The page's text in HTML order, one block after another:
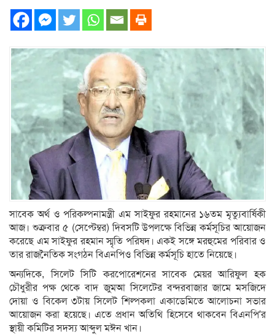
সাবেক অর্থ ও পরিকল্পনামন্ত্রী এম সাইফুর রহমানের ১৬তম মৃত্যুবার্ষিকী
আজ। শুক্রবার ৫ (সেপ্টেম্বর) দিবসটি উপলক্ষে বিভিন্ন কর্মসূচির আয়োজন
করেছে এম সাইফুর রহমান স্মৃতি পরিষদ। একই সঙ্গে মরহুমের পরিবার ও
তার রাজনৈতিক সংগঠন বিএনপিও বিভিন্ন কর্মসূচি হাতে নিয়েছে।
অন্যদিকে, সিলেট সিটি করপোরেশনের সাবেক মেয়র আরিফুল হক
চৌধুরীর পক্ষ থেকে বাদ জুমআ সিলেটের বন্দরবাজার জামে মসজিদে
দোয়া ও বিকেল ৩টায় সিলেট শিল্পকলা একাডেমিতে আলোচনা সভার
আয়োজন করা হয়েছে। এতে প্রধান অতিথি হিসেবে থাকবেন বিএনপি’র
স্থায়ী কমিটির সদস্য আব্দুল মঈন খান।